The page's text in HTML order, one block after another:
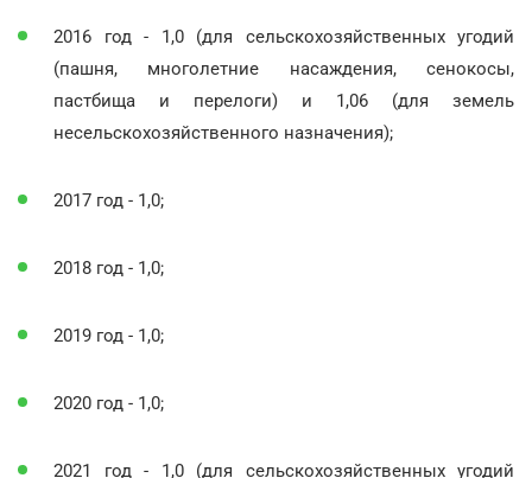
2016 год - 1,0 (для сельскохозяйственных угодий
(пашня, многолетние насаждения, сенокосы,
пастбища и перелоги) и 1,06 (для земель
несельскохозяйственного назначения);
2017 год - 1,0;
2018 год - 1,0;
2019 год - 1,0;
2020 год - 1,0;
2021 год - 1,0 (для сельскохозяйственных угодий